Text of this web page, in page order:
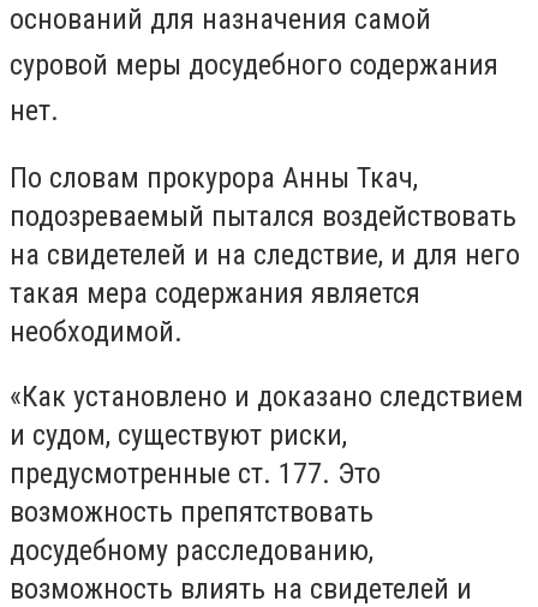
оснований для назначения самой
суровой меры досудебного содержания
нет.
По словам прокурора Анны Ткач,
подозреваемый пытался воздействовать
на свидетелей и на следствие, и для него
такая мера содержания является
необходимой.
«Как установлено и доказано следствием
и судом, существуют риски,
предусмотренные ст. 177. Это
возможность препятствовать
досудебному расследованию,
возможность влиять на свидетелей и